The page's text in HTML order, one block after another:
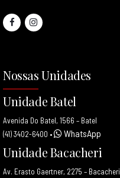
Nossas Unidades
Unidade Batel
Avenida Do Batel, 1566 – Batel
(41) 3402-6400 • WhatsApp
Unidade Bacacheri
Av. Erasto Gaertner, 2275 – Bacacheri